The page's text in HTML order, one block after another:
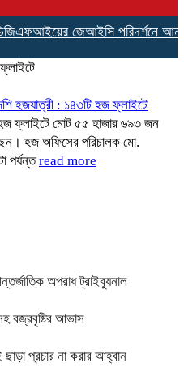
জেআইসি পরিদর্শনে
হজযাত্রী : ১৪৩টি হজ ফ্লাইটে
ফ্লাইটে মোট ৫৫ হাজার ৬৯৩ জন
হজ অফিসের পরিচালক মো.
পর্যন্তread more
অপরাধ ট্রাইব্যুনাল
বজ্রবৃষ্টির আভাস
ছাড়া প্রচার না করার আহ্বান